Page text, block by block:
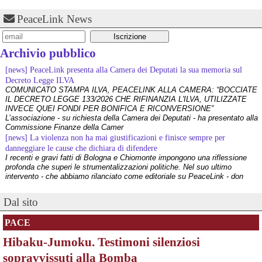
books.
For better or for worse.
Snippet from Culture Cancer - tromsite.com/2026/07/culture-c…
#catalonia #romania #spain
An unidentified drone explodes in Bulgaria, close to a major gas
pipeline.
An as yet unidentified drone exploded in Bulgaria on Saturday,
close to the border with Romania.
Bulgaria’s prime minister said both Bulgarian and Romanian
authorities had failed to pick up the drone as it made its way
PeaceLink News
Archivio pubblico
[news] PeaceLink presenta alla Camera dei Deputati la sua memoria sul
Decreto Legge ILVA
COMUNICATO STAMPA ILVA, PEACELINK ALLA CAMERA: “BOCCIATE
IL DECRETO LEGGE 133/2026 CHE RIFINANZIA L'ILVA, UTILIZZATE
INVECE QUEI FONDI PER BONIFICA E RICONVERSIONE”
L’associazione - su richiesta della Camera dei Deputati - ha presentato alla
Commissione Finanze della Camer
[news] La violenza non ha mai giustificazioni e finisce sempre per
danneggiare le cause che dichiara di difendere
I recenti e gravi fatti di Bologna e Chiomonte impongono una riflessione
profonda che superi le strumentalizzazioni politiche. Nel suo ultimo
intervento - che abbiamo rilanciato come editoriale su PeaceLink - don
PeaceLink: “Una vittoria storica dei cittadini, ora la salute viene prima”
L’associazione PeaceLink esprime il proprio pieno sostegno e la più sentita
gratitudine al gruppo di cittadini e all'associazione Genitori Tarantini che
[news] Victor Jara, catturato l’ultimo dei suoi aguzzini
Víctor Jara, il cantautore dei poveri che sfidò la dittatura cilena con la sua
Dal sito
PACE
Hibaku-Jumoku. Testimoni silenziosi
sopravvissuti alla Bomba